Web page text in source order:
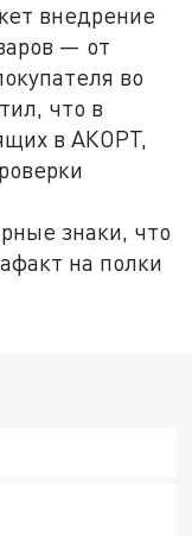
внедрение
— от
во
что в
в АКОРТ,
знаки, что
на полки